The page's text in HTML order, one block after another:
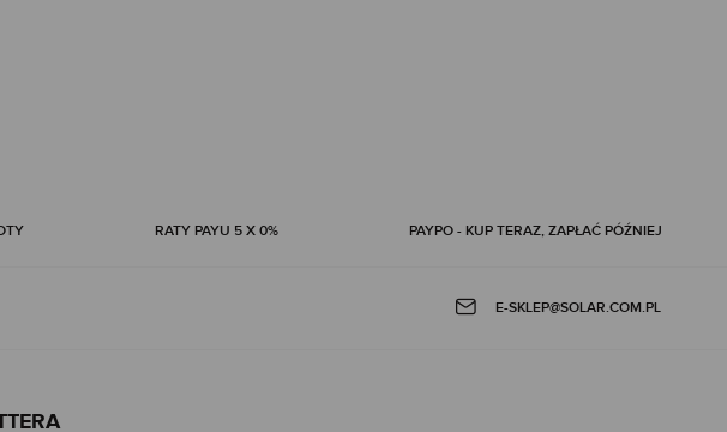
RATY PAYU 5 X 0% PAYPO - KUP TERAZ, ZAPŁAĆ PÓŹNIEJ
E-SKLEP@SOLAR.COM.PL